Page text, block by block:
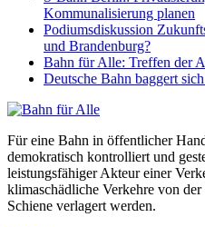
Kommunalisierung planen
Podiumsdiskussion
und Brandenburg?
Bahn für Alle: Treffen der
Deutsche Bahn baggert
Für eine Bahn in öffentlicher
demokratisch kontrolliert und
leistungsfähiger Akteur einer
klimaschädliche Verkehre von
Schiene verlagert werden.